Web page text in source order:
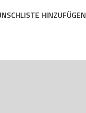
HINZUFÜGEN